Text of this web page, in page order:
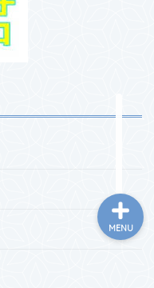
MENU
お問い合わせ